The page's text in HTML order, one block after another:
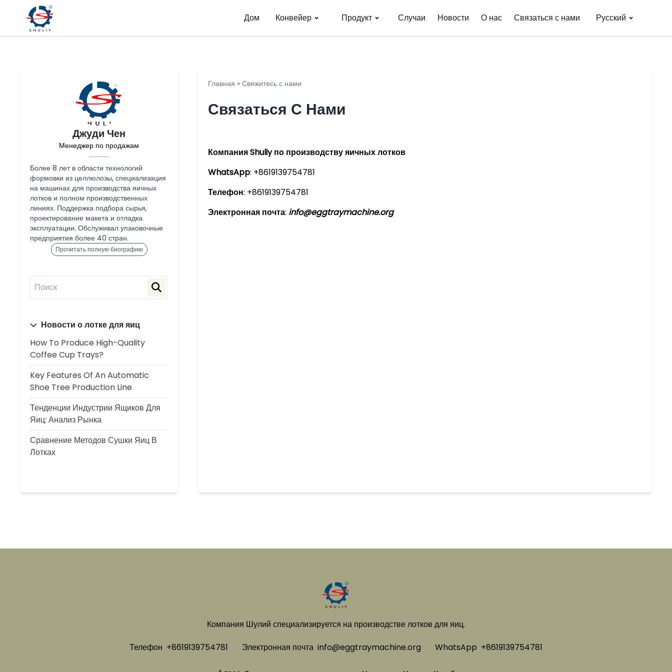
Дом Конвейер Продукт Случаи Новости О нас Связаться с нами Русский
Джуди Чен
Менеджер по продажам
Более 8 лет в области технологий
формовки из целлюлозы, специализация
на машинах для производства яичных
лотков и полном производственных
линиях. Поддержка подбора сырья,
проектирование макета и отладка
эксплуатации. Обслуживал упаковочные
предприятия более 40 стран.
Прочитать полную биографию
Новости о лотке для яиц
How To Produce High-Quality
Coffee Cup Trays?
Key Features Of An Automatic
Shoe Tree Production Line
Тенденции Индустрии Ящиков Для
Яиц: Анализ Рынка
Сравнение Методов Сушки Яиц В
Лотках
Главная » Свяжитесь с нами
Связаться С Нами
Компания Shuliy по производству яичных лотков
WhatsApp: +8619139754781
Телефон: +8619139754781
Электронная почта: info@eggtraymachine.org
Компания Шулий специализируется на производстве лотков для яиц.
Телефон +8619139754781 Электронная почта info@eggtraymachine.org WhatsApp +8619139754781